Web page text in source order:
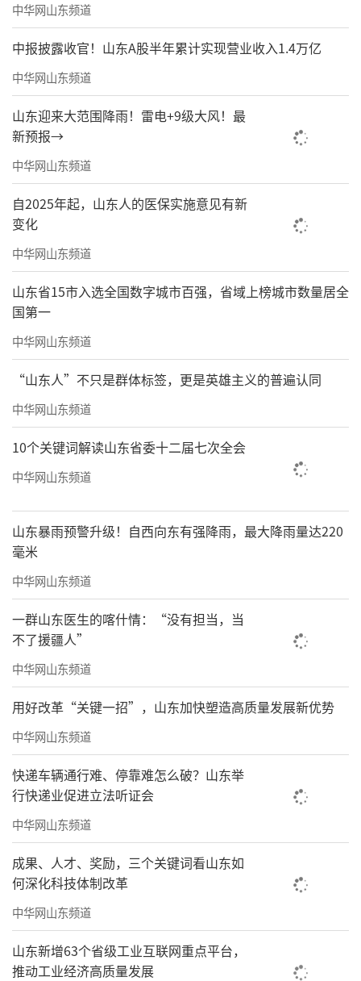
《家山系列之一：永定中川嵒太村》2025年40×55cm
《湄洲鹅尾风光》之一纸本水墨2026年45×55cm
中华网山东频道
中报披露收官！山东A股半年累计实现营业收入1.4万亿
中华网山东频道
山东迎来大范围降雨！雷电+9级大风！最
新预报→
中华网山东频道
自2025年起，山东人的医保实施意见有新
变化
中华网山东频道
山东省15市入选全国数字城市百强，省域上榜城市数量居全
国第一
中华网山东频道
“山东人”不只是群体标签，更是英雄主义的普遍认同
中华网山东频道
10个关键词解读山东省委十二届七次全会
中华网山东频道
山东暴雨预警升级！自西向东有强降雨，最大降雨量达220
毫米
中华网山东频道
一群山东医生的喀什情：“没有担当，当
不了援疆人”
中华网山东频道
用好改革“关键一招”，山东加快塑造高质量发展新优势
中华网山东频道
快递车辆通行难、停靠难怎么破？山东举
行快递业促进立法听证会
中华网山东频道
成果、人才、奖励，三个关键词看山东如
何深化科技体制改革
中华网山东频道
山东新增63个省级工业互联网重点平台，
推动工业经济高质量发展